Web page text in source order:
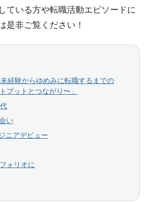
ている方や転職活動エピソードに
是非ご覧ください！
経験からゆめみに転職するまでの
プットとつながり〜」
い
ニアデビュー
ォリオに